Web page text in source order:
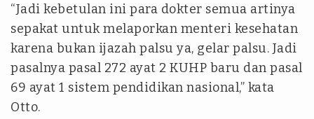
“Jadi kebetulan ini para dokter semua artinya
sepakat untuk melaporkan menteri kesehatan
karena bukan ijazah palsu ya, gelar palsu. Jadi
pasalnya pasal 272 ayat 2 KUHP baru dan pasal
69 ayat 1 sistem pendidikan nasional,” kata
Otto.